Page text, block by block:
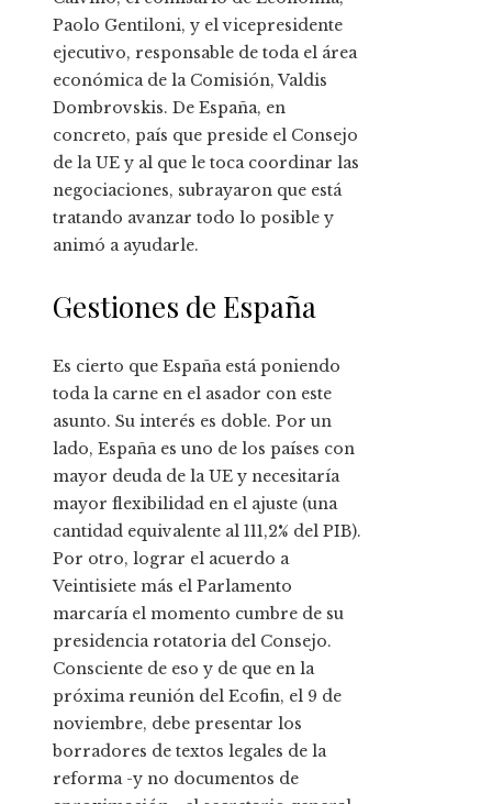
Paolo Gentiloni, y el vicepresidente
ejecutivo, responsable de toda el área
económica de la Comisión, Valdis
Dombrovskis. De España, en
concreto, país que preside el Consejo
de la UE y al que le toca coordinar las
negociaciones, subrayaron que está
tratando avanzar todo lo posible y
animó a ayudarle.
Gestiones de España
Es cierto que España está poniendo
toda la carne en el asador con este
asunto. Su interés es doble. Por un
lado, España es uno de los países con
mayor deuda de la UE y necesitaría
mayor flexibilidad en el ajuste (una
cantidad equivalente al 111,2% del PIB).
Por otro, lograr el acuerdo a
Veintisiete más el Parlamento
marcaría el momento cumbre de su
presidencia rotatoria del Consejo.
Consciente de eso y de que en la
próxima reunión del Ecofin, el 9 de
noviembre, debe presentar los
borradores de textos legales de la
reforma -y no documentos de